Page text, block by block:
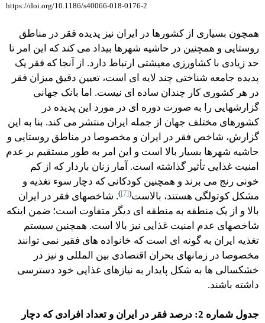
https://doi.org/10.1186/s40066-018-0176-2
همچون بسیاری از کشورها در ایران نیز پدیده فقر در مناطق
روستایی و همچنین در حاشیه شهرها بیداد می کند که این امر تا
حد زیادی با کشاورزی معیشتی ارتباط دارد. از آنجا که فقر یک
پدیده جامعه شناختی چند لایه ای است، تعیین دقیق میزان فقر
در هر کشوری کار چندان ساده ای نیست. اما بانک جهانی
گزارشهایی را به صورت دوره ای در مورد این پدیده در
کشورهای مختلف جهان از جمله ایران منتشر می کند. بنا به این
گزارش، شاخص فقر در ایران و مخصوصا در مناطق روستایی و
حاشیه شهرها بسیار بالا است و این امر به طور مستقیم بر عدم
امنیت غذایی تأثیر گذاشته است. آمار زنان باردار که از کم
خونی رنج می برند و همچنین کودکانی که دچار سوء تغذیه و
مشکل کوتولگی هستند، بالاست(
[7]
). شاخصهای فقر در ایران
بالا و از یک منطقه به منطقه ای دیگر متفاوت است؛ ضمن اینکه
شاخصهای عدم امنیت غذایی نیز بالا است. همچنین سیستم
تغذیه ایران به گونه ای است که خانواده های فقیر نمی توانند
مخصوصا در زمانهای بحران اقتصادی بین المللی و نیز در
خشکسالی ها به شکل پایدار به نیازهای غذایی خود دسترسی
داشته باشند.
جدول شماره 2: درصد فقر در ایران و تعداد افرادی که دچار